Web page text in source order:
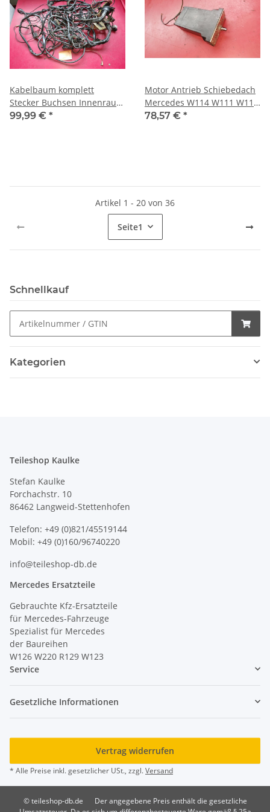
Kabelbaum komplett
Stecker Buchsen Innenraum
Mercedes W123 Automatik
99,99 € *
Motor Antrieb Schiebedach
Mercedes W114 W111 W112
W109 W108 W123 W116
78,57 € *
Artikel 1 - 20 von 36
Seite1
Schnellkauf
Kategorien
Teileshop Kaulke
Stefan Kaulke
Forchachstr. 10
86462 Langweid-Stettenhofen
Telefon: +49 (0)821/45519144
Mobil: +49 (0)160/96740220
info@teileshop-db.de
Mercedes Ersatzteile
Gebrauchte Kfz-Ersatzteile
für Mercedes-Fahrzeuge
Spezialist für Mercedes
der Baureihen
W126 W220 R129 W123
Service
Gesetzliche Informationen
Vertrag widerrufen
* Alle Preise inkl. gesetzlicher USt., zzgl.Versand
© teileshop-db.de
Der angegebene Preis enthält die gesetzliche